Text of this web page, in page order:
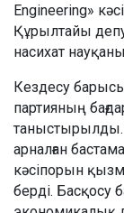
Engineering»
Құрылтайы
насихат
Кездесу
партияның
таныстырылды.
арналған
кәсіпорын
берді. Басқосу